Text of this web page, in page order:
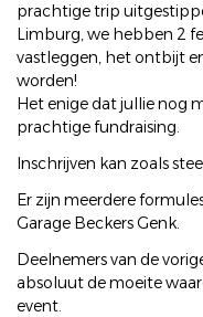
prachtige trip
Limburg, we hebben 2
vastleggen, het ontbijt
worden!
Het enige dat jullie nog
prachtige fundraising.
Inschrijven kan zoals
Er zijn meerdere
Garage Beckers Genk.
Deelnemers van de
absoluut de moeite
event.